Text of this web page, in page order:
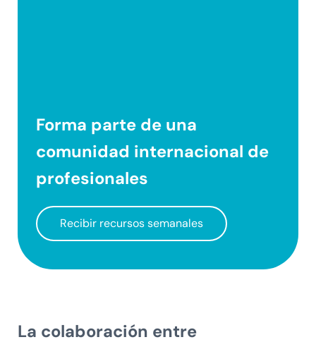
Forma parte de una
comunidad internacional de
profesionales
Recibir recursos semanales
La colaboración entre